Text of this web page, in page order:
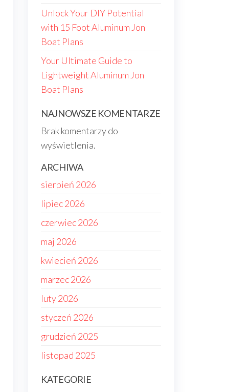
Unlock Your DIY Potential
with 15 Foot Aluminum Jon
Boat Plans
Your Ultimate Guide to
Lightweight Aluminum Jon
Boat Plans
NAJNOWSZE KOMENTARZE
Brak komentarzy do
wyświetlenia.
ARCHIWA
sierpień 2026
lipiec 2026
czerwiec 2026
maj 2026
kwiecień 2026
marzec 2026
luty 2026
styczeń 2026
grudzień 2025
listopad 2025
KATEGORIE